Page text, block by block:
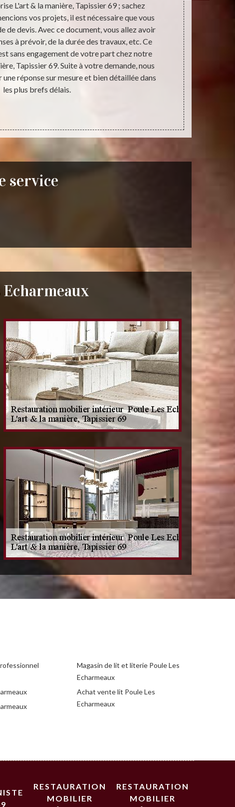
L'art & la manière, Tapissier 69 ; sachez
vos projets, il est nécessaire que vous
de devis. Avec ce document, vous allez avoir
à prévoir, de la durée des travaux, etc. Ce
sans engagement de votre part chez notre
Tapissier 69. Suite à votre demande, nous
réponse sur mesure et bien détaillée dans
les plus brefs délais.
service
Magasin de lit et literie Poule Les
Echarmeaux
Achat vente lit Poule Les
Echarmeaux
RESTAURATION
MOBILIER
RESTAURATION
MOBILIER